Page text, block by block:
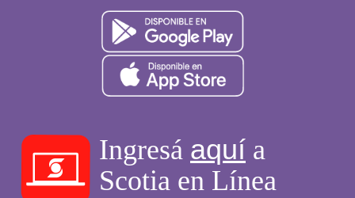
Ingresá aquí a
Scotia en Línea